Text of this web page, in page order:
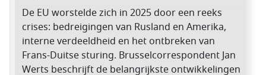
De EU worstelde zich in 2025 door een reeks
crises: bedreigingen van Rusland en Amerika,
interne verdeeldheid en het ontbreken van
Frans-Duitse sturing. Brusselcorrespondent Jan
Werts beschrijft de belangrijkste ontwikkelingen